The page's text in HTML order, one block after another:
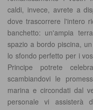
caldi, invece, avrete a
dove trascorrere l'intero
banchetto: un'ampia
spazio a bordo piscina,
lo sfondo perfetto per i
Principe potrete
scambiandovi le
marina e circondati dal
personale vi assisterà